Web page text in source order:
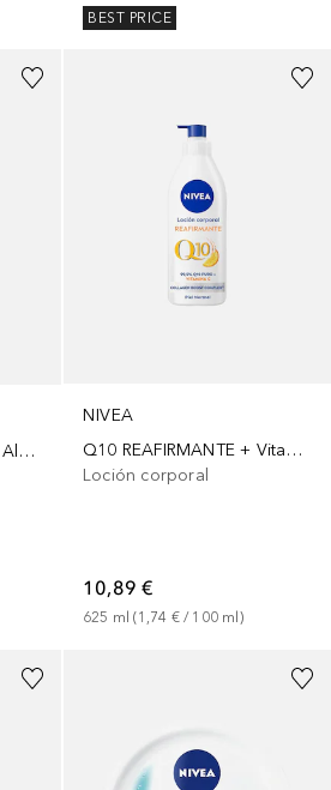
BEST PRICE
Fresh Natural Spray 0% Aluminio
NIVEA
Q10 REAFIRMANTE + Vitamina C PIEL NORMAL
Loción corporal
10,89 €
625 ml (1,74 € / 100 ml )